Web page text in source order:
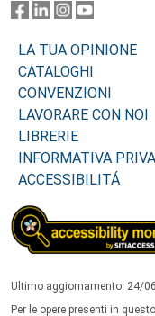
LA TUA OPINIONE
CATALOGHI
CONVENZIONI
LAVORARE CON NOI
LIBRERIE
INFORMATIVA
ACCESSIBILITÁ
Ultimo aggiornamento: 24/
Per le opere presenti in